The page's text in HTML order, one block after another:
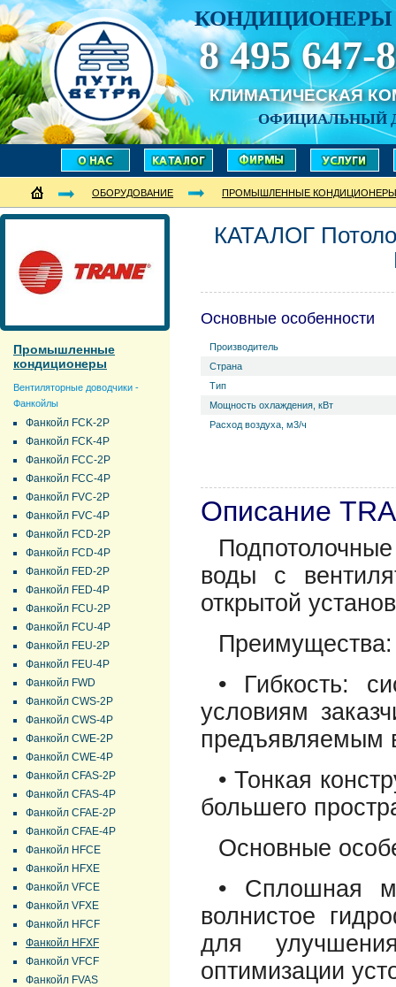
КОНДИЦИОНЕРЫ
8 495 647-
КЛИМАТИЧЕСКАЯ
ОФИЦИАЛЬНЫЙ
ОБОРУДОВАНИЕ ПРОМЫШЛЕННЫЕ КОНДИЦИОНЕРЫ
Промышленные
кондиционеры
Вентиляторные доводчики -
Фанкойлы
Фанкойл FCK-2P
Фанкойл FCK-4P
Фанкойл FCC-2P
Фанкойл FCC-4P
Фанкойл FVC-2P
Фанкойл FVC-4P
Фанкойл FCD-2P
Фанкойл FCD-4P
Фанкойл FED-2P
Фанкойл FED-4P
Фанкойл FCU-2P
Фанкойл FCU-4P
Фанкойл FEU-2P
Фанкойл FEU-4P
Фанкойл FWD
Фанкойл CWS-2P
Фанкойл CWS-4P
Фанкойл CWE-2P
Фанкойл CWE-4P
Фанкойл CFAS-2P
Фанкойл CFAS-4P
Фанкойл CFAE-2P
Фанкойл CFAE-4P
Фанкойл HFCE
Фанкойл HFXE
Фанкойл VFCE
Фанкойл VFXE
Фанкойл HFCF
Фанкойл HFXF
Фанкойл VFCF
Фанкойл FVAS
КАТАЛОГ
Основные особенности
Производитель
Страна
Тип
Мощность охлаждения, кВт
Расход воздуха, м3/ч
Описание
воды с
открытой
Преимущества:
• Гибкость:
условиям
предъявляемым
• Тонкая
большего
Основные
• Сплошная
волнистое
для
оптимизации